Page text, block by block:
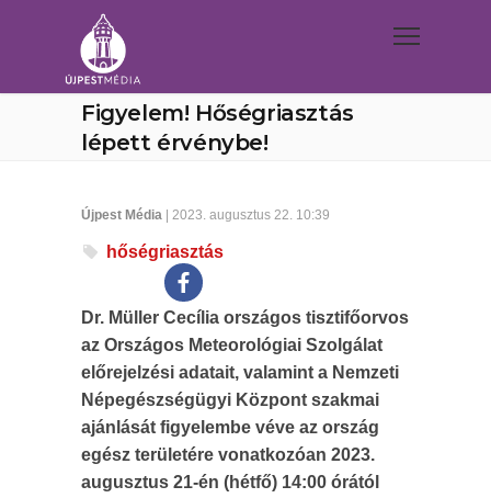
Figyelem! Hőségriasztás
lépett érvénybe!
Újpest Média | 2023. augusztus 22. 10:39
hőségriasztás
Dr. Müller Cecília országos tisztifőorvos
az Országos Meteorológiai Szolgálat
előrejelzési adatait, valamint a Nemzeti
Népegészségügyi Központ szakmai
ajánlását figyelembe véve az ország
egész területére vonatkozóan 2023.
augusztus 21-én (hétfő) 14:00 órától